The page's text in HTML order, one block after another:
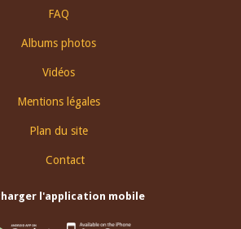
FAQ
Albums photos
Vidéos
Mentions légales
Plan du site
Contact
l'application mobile